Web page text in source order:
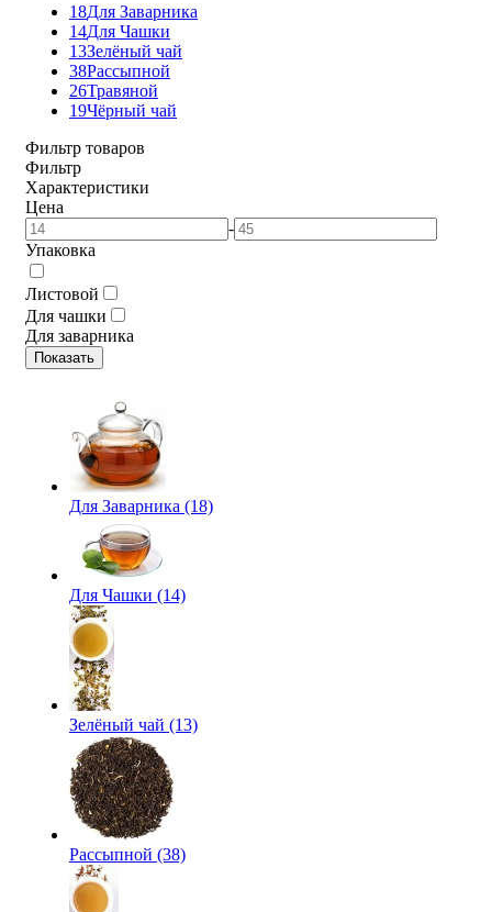
18Для Заварника
14Для Чашки
13Зелёный чай
38Рассыпной
26Травяной
19Чёрный чай
Фильтр товаров
Фильтр
Характеристики
Цена
-
Упаковка
Листовой
Для чашки
Для заварника
Показать
Для Заварника (18)
Для Чашки (14)
Зелёный чай (13)
Рассыпной (38)